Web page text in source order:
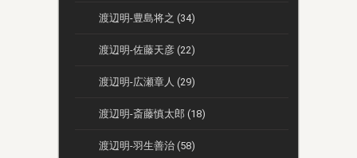
渡辺明-豊島将之 (34)
渡辺明-佐藤天彦 (22)
渡辺明-広瀬章人 (29)
渡辺明-斎藤慎太郎 (18)
渡辺明-羽生善治 (58)